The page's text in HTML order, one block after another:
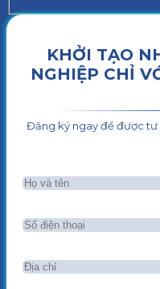
KHỞI TẠO
NGHIỆP CHỈ
Đăng ký ngay để được tư